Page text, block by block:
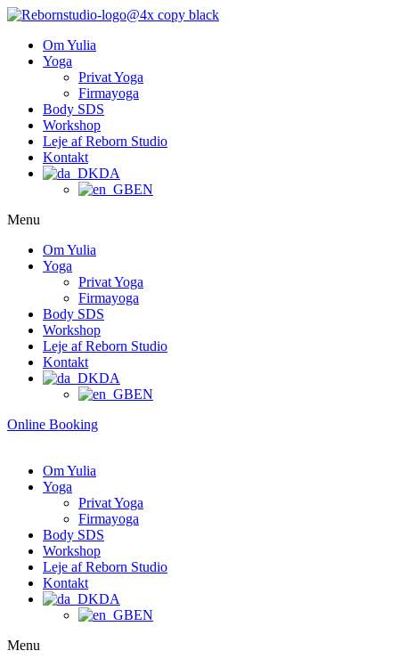
Om Yulia
Yoga
Privat Yoga
Firmayoga
Body SDS
Workshop
Leje af Reborn Studio
Kontakt
DA
EN
Menu
Om Yulia
Yoga
Privat Yoga
Firmayoga
Body SDS
Workshop
Leje af Reborn Studio
Kontakt
DA
EN
Online Booking
Om Yulia
Yoga
Privat Yoga
Firmayoga
Body SDS
Workshop
Leje af Reborn Studio
Kontakt
DA
EN
Menu